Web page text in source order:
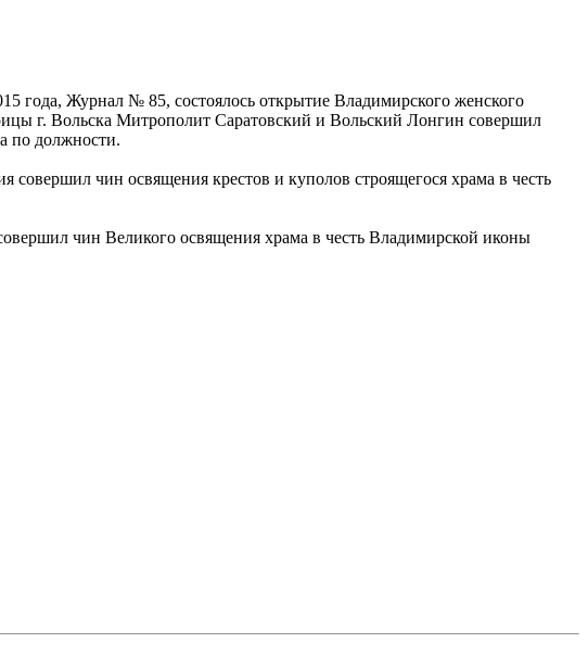
года, Журнал № 85, состоялось открытие Владимирского женского
г. Вольска Митрополит Саратовский и Вольский Лонгин совершил
по должности.
чин освящения крестов и куполов строящегося храма в честь
чин Великого освящения храма в честь Владимирской иконы